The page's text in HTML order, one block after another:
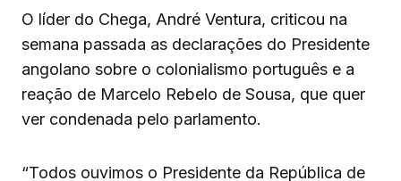
O líder do Chega, André Ventura, criticou na
semana passada as declarações do Presidente
angolano sobre o colonialismo português e a
reação de Marcelo Rebelo de Sousa, que quer
ver condenada pelo parlamento.
“Todos ouvimos o Presidente da República de